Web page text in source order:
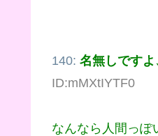
140: 名無しです
ID:mMXtIYTF0
なんなら人間っぽ